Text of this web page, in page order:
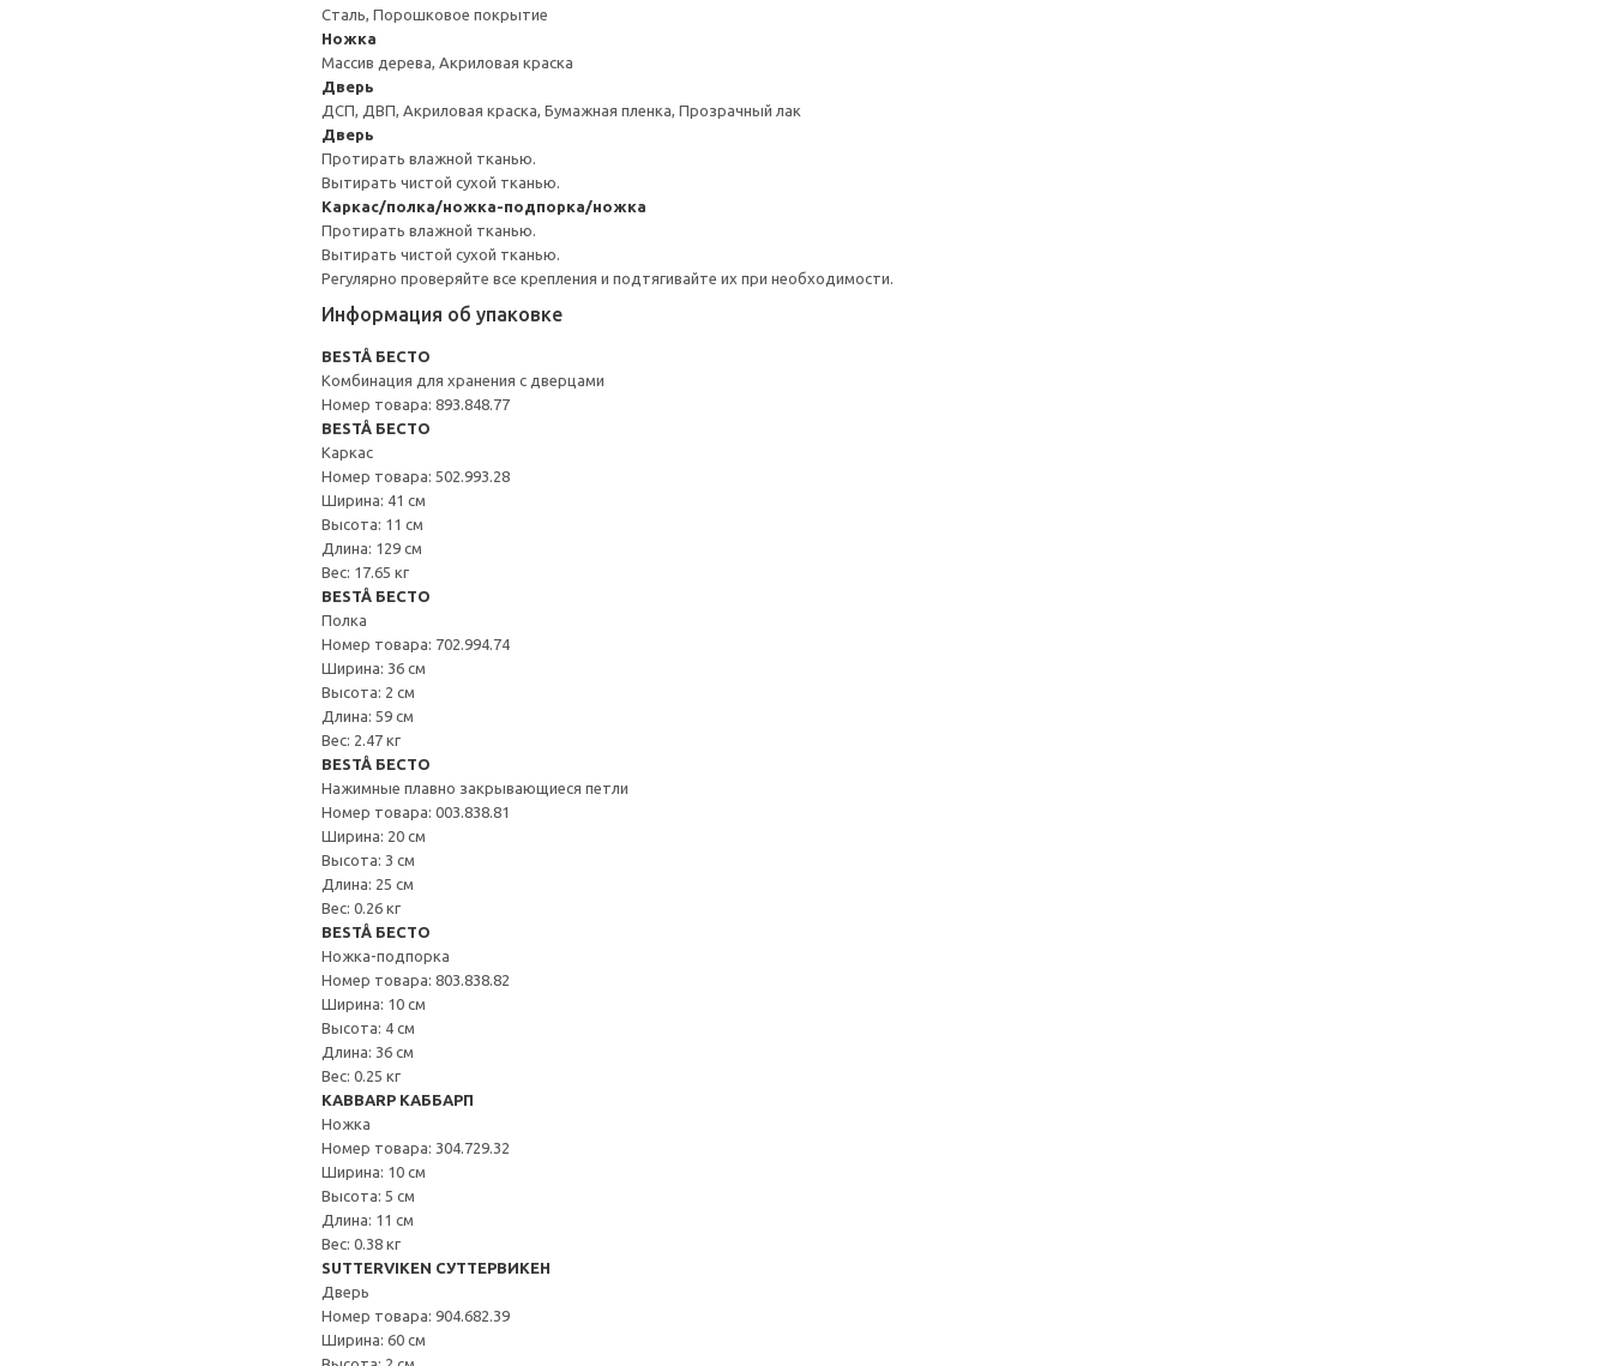
Сталь, Порошковое покрытие
Ножка
Массив дерева, Акриловая краска
Дверь
ДСП, ДВП, Акриловая краска, Бумажная пленка, Прозрачный лак
Дверь
Протирать влажной тканью.
Вытирать чистой сухой тканью.
Каркас/полка/ножка-подпорка/ножка
Протирать влажной тканью.
Вытирать чистой сухой тканью.
Регулярно проверяйте все крепления и подтягивайте их при необходимости.
Информация об упаковке
BESTÅ БЕСТО
Комбинация для хранения с дверцами
Номер товара: 893.848.77
BESTÅ БЕСТО
Каркас
Номер товара: 502.993.28
Ширина: 41 см
Высота: 11 см
Длина: 129 см
Вес: 17.65 кг
BESTÅ БЕСТО
Полка
Номер товара: 702.994.74
Ширина: 36 см
Высота: 2 см
Длина: 59 см
Вес: 2.47 кг
BESTÅ БЕСТО
Нажимные плавно закрывающиеся петли
Номер товара: 003.838.81
Ширина: 20 см
Высота: 3 см
Длина: 25 см
Вес: 0.26 кг
BESTÅ БЕСТО
Ножка-подпорка
Номер товара: 803.838.82
Ширина: 10 см
Высота: 4 см
Длина: 36 см
Вес: 0.25 кг
KABBARP КАББАРП
Ножка
Номер товара: 304.729.32
Ширина: 10 см
Высота: 5 см
Длина: 11 см
Вес: 0.38 кг
SUTTERVIKEN СУТТЕРВИКЕН
Дверь
Номер товара: 904.682.39
Ширина: 60 см